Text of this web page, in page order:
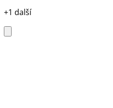
+1 další